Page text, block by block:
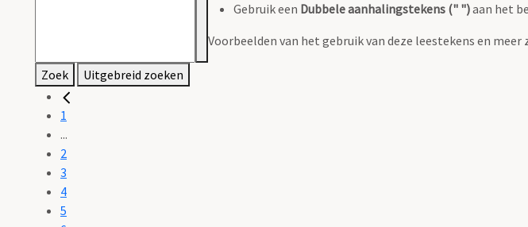
Gebruik een Dubbele aanhalingstekens (" ")aan het
Voorbeelden van het gebruik van deze leestekens en meer
Zoek Uitgebreid zoeken
1
...
2
3
4
5